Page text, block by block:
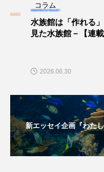
四万十川 四万十
在来生物
夏 外来生物
大分県 天然記念物
宍道湖自然館ゴビウス
コラム
水族館は「作れる
見た水族館－【連
2026.06.30
新エッセイ企画『わた